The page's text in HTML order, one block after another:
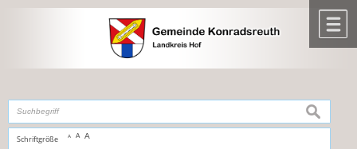
,zur Navigationoderzur Startseitespringen.
Schriftgröße A A A
suchen